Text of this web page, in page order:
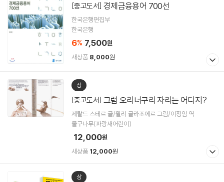
[중고도서] 경제금융용어 700선
한국은행편집부
한국은행
6% 7,500원
새상품 8,000원
상
[중고도서] 그럼 오리너구리 자리는 어디지?
제랄드 스테르 글/윌리 글라조에르 그림/이정임 역
물구나무(파랑새어린이)
12,000원
새상품 12,000원
상